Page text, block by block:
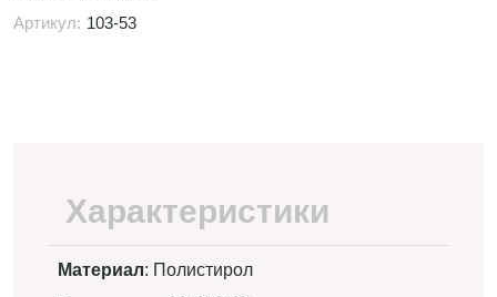
Артикул: 103-53
Характеристики
Материал: Полистирол